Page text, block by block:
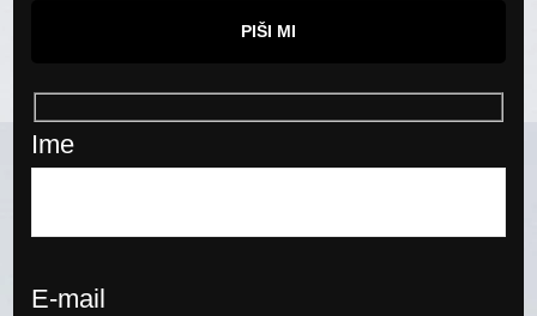
PIŠI MI
Ime
E-mail